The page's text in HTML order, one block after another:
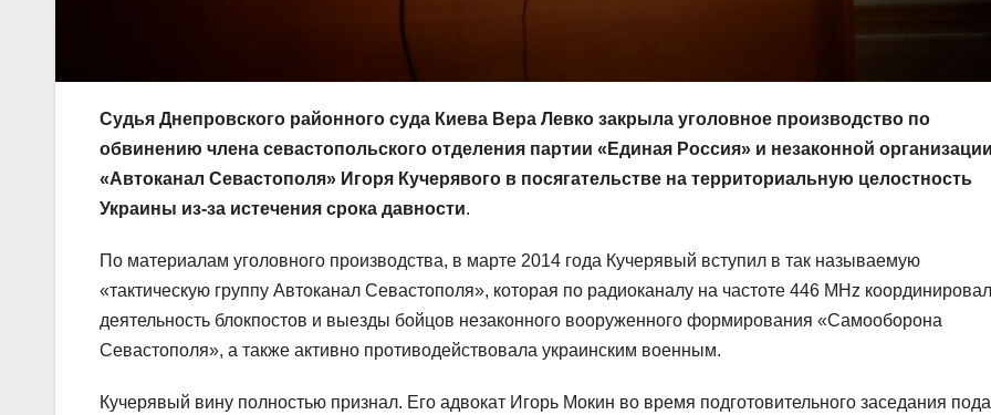
Судья Днепровского районного суда Киева Вера Левко закрыла уголовное производство по
обвинению члена севастопольского отделения партии «Единая Россия» и незаконной организации
«Автоканал Севастополя» Игоря Кучерявого в посягательстве на территориальную целостность
Украины из-за истечения срока давности.
По материалам уголовного производства, в марте 2014 года Кучерявый вступил в так называемую
«тактическую группу Автоканал Севастополя», которая по радиоканалу на частоте 446 MHz
деятельность блокпостов и выезды бойцов незаконного вооруженного формирования «Самооборона
Севастополя», а также активно противодействовала украинским военным.
Кучерявый вину полностью признал. Его адвокат Игорь Мокин во время подготовительного заседания